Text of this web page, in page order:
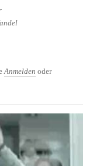
Tagung an der
Anmelden oder